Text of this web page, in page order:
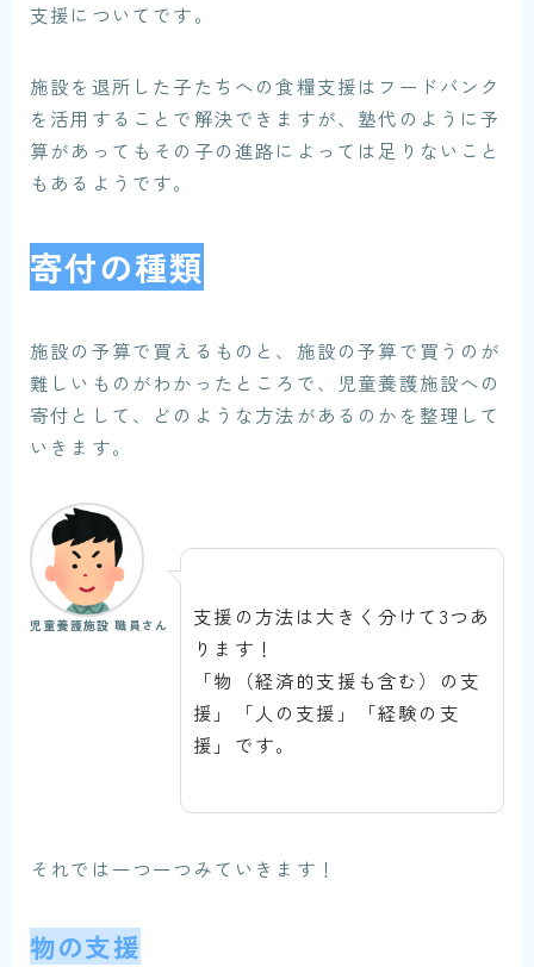
支援についてです。
施設を退所した子たちへの食糧支援はフードバンク
を活用することで解決できますが、塾代のように予
算があってもその子の進路によっては足りないこと
もあるようです。
寄付の種類
施設の予算で買えるものと、施設の予算で買うのが
難しいものがわかったところで、児童養護施設への
寄付として、どのような方法があるのかを整理して
いきます。
児童養護施設 職員さん
支援の方法は大きく分けて3つあ
ります！
「物（経済的支援も含む）の支
援」「人の支援」「経験の支
援」です。
それでは一つ一つみていきます！
物の支援